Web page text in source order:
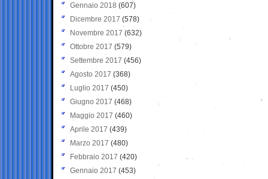
Gennaio 2018 (607)
Dicembre 2017 (578)
Novembre 2017 (632)
Ottobre 2017 (579)
Settembre 2017 (456)
Agosto 2017 (368)
Luglio 2017 (450)
Giugno 2017 (468)
Maggio 2017 (460)
Aprile 2017 (439)
Marzo 2017 (480)
Febbraio 2017 (420)
Gennaio 2017 (453)